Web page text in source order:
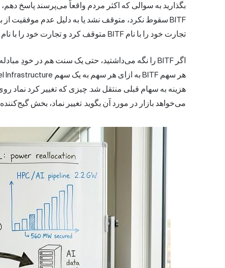
بگذارید به سوالی که اکثر مردم واقعاً می‌پرسند پاسخ
تجارت خود را با نام BITF متوقف کرد و تجارت خود را با نام KEEL در هر دو بورس نزدک و تورنتو آغاز کرد.
اگر BITF را نگه می‌داشتید، حتی یک سنت هم در خودِ مبادله از دست نمی‌دادید.
هزینه به سهام قبلی منتقل شد. چیزی که تغییر کرد نماد
می‌خواهد بازار در مورد آن بگوید. تغییر نماد، بخش